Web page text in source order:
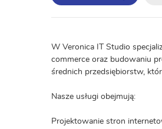
W Veronica IT Studio
commerce oraz budowaniu
średnich przedsiębiorstw,
Nasze usługi obejmują:
Projektowanie stron